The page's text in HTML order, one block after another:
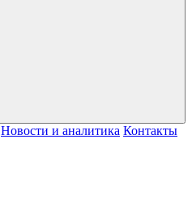
Новости и аналитика Контакты